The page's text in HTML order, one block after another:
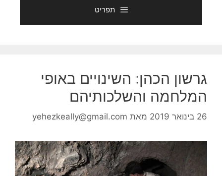
תפריט
גרשון הכהן: השינויים באופי
המלחמה והשלכותיהם
26 בינואר 2019 מאת yehezkeally@gmail.com